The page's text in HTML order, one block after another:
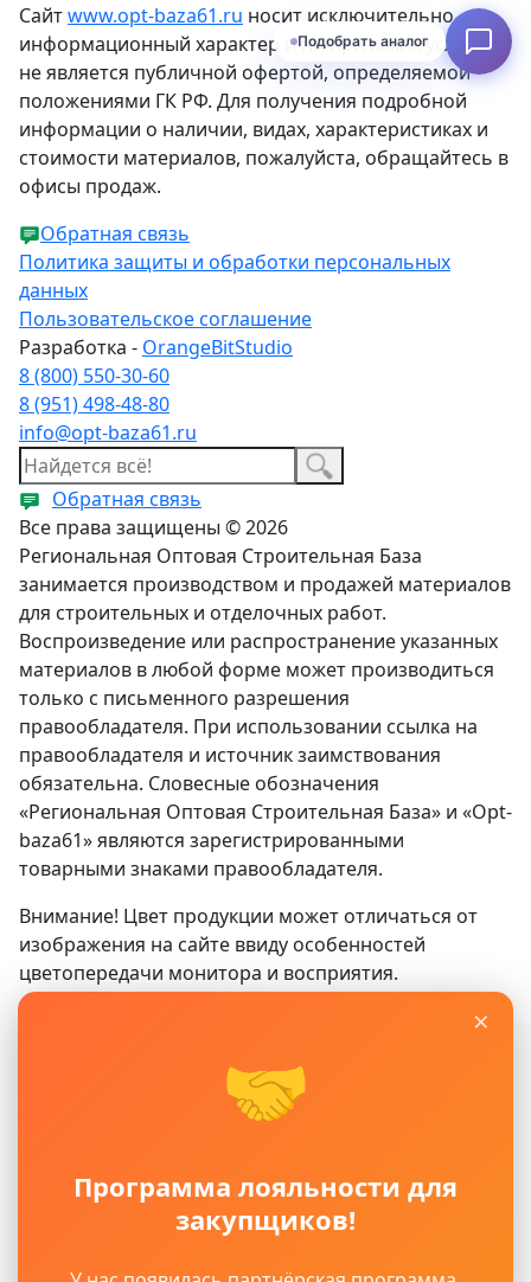
×
🤝
Программа лояльности для
закупщиков!
Сайтwww.opt-baza61.ru носит исключительно
информационный характер и ни при каких условиях
не является публичной офертой, определяемой
положениями ГК РФ. Для получения подробной
информации о наличии, видах, характеристиках и
стоимости материалов, пожалуйста, обращайтесь в
офисы продаж.
Обратная связь
Политика защиты и обработки персональных
данных
Пользовательское соглашение
Разработка - OrangeBitStudio
8 (800) 550-30-60
8 (951) 498-48-80
info@opt-baza61.ru
Обратная связь
Все права защищены © 2026
Региональная Оптовая Строительная База
занимается производством и продажей материалов
для строительных и отделочных работ.
Воспроизведение или распространение указанных
материалов в любой форме может производиться
только с письменного разрешения
правообладателя. При использовании ссылка на
правообладателя и источник заимствования
обязательна. Словесные обозначения
«Региональная Оптовая Строительная База» и «Opt-
baza61» являются зарегистрированными
товарными знаками правообладателя.
Внимание! Цвет продукции может отличаться от
изображения на сайте ввиду особенностей
цветопередачи монитора и восприятия.
не является публичной офертой, определяемой
положениями ГК РФ. Для получения подробной
офисы продаж.
Политика защиты и обработки персональных
данных
Пользовательское соглашение
Узнать наличие